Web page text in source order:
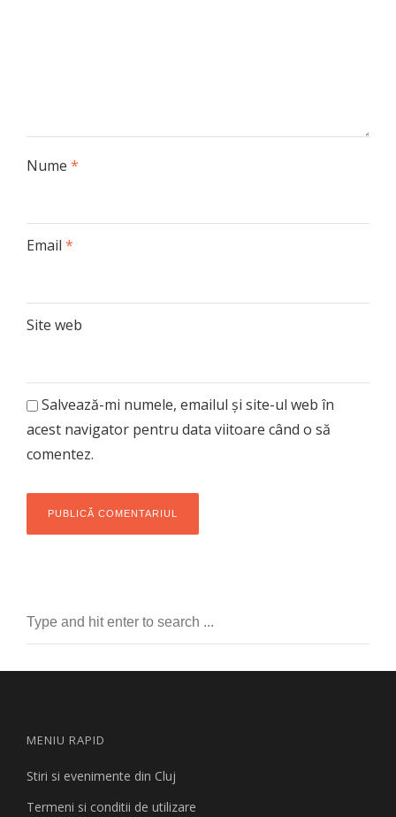
Nume *
Email *
Site web
Salvează-mi numele, emailul și site-ul web în
acest navigator pentru data viitoare când o să
comentez.
MENIU RAPID
Stiri si evenimente din Cluj
Termeni si conditii de utilizare